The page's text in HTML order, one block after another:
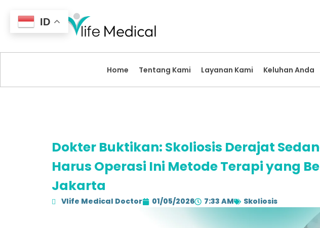
Home Tentang Kami Layanan Kami Keluhan Anda
Dokter Buktikan: Skoliosis Derajat
Harus Operasi Ini Metode Terapi yang
Jakarta
Vlife Medical Doctor 01/05/2026 7:33 AM Skoliosis
ID